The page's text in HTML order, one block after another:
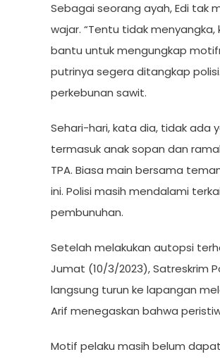
Sebagai seorang ayah, Edi tak
wajar. “Tentu tidak
bantu untuk mengungkap
putrinya segera ditangkap
perkebunan sawit.
Sehari-hari, kata dia, tidak ada
termasuk anak sopan dan
TPA. Biasa main bersama
ini. Polisi masih mendalami
pembunuhan.
Setelah melakukan autopsi
Jumat (10/3/2023), Satreskrim
langsung turun ke lapangan
Arif menegaskan bahwa
Motif pelaku masih belum